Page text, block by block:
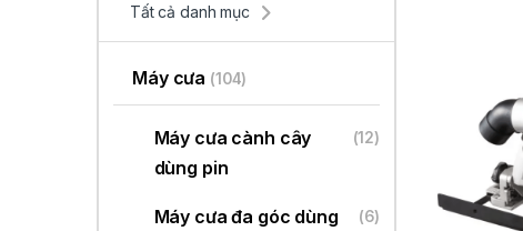
Tất cả danh mục
Máy cưa (104)
Máy cưa cành cây
dùng pin
(12)
Máy cưa đa góc dùng
(6)